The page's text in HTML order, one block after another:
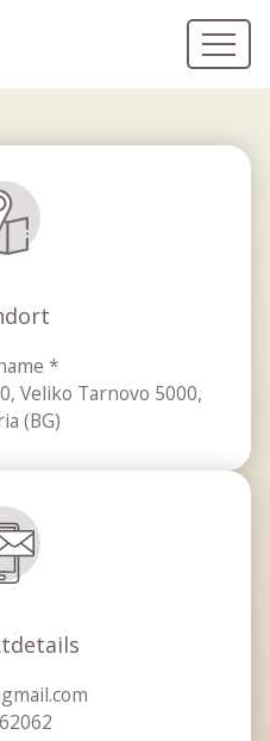
*
DE
*
Veliko Tarnovo 5000,
(BG)